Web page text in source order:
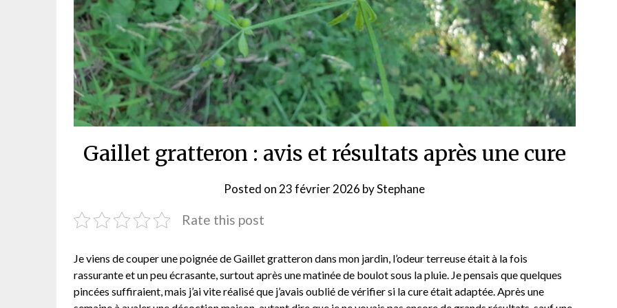
Gaillet gratteron : avis et résultats après une cure
Posted on23 février 2026 byStephane
Rate this post
Je viens de couper une poignée de Gaillet gratteron dans mon jardin, l’odeur terreuse était à la fois
rassurante et un peu écrasante, surtout après une matinée de boulot sous la pluie. Je pensais que quelques
pincées suffiraient, mais j’ai vite réalisé que j’avais oublié de vérifier si la cure était adaptée. Après une